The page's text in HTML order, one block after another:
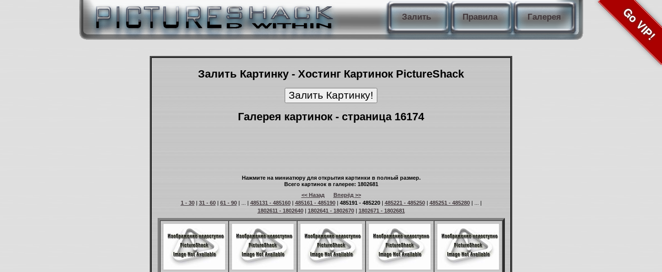
Залить Правила Галерея Go VIP!
Залить Картинку - Хостинг Картинок PictureShack
Галерея картинок - страница 16174
Нажмите на миниатюру для открытия картинки в полный размер.
Всего картинок в галерее: 1802681
<< Назад
Вперёд >>
1 - 30| 31 - 60| 61 - 90| ... | 485131 - 485160| 485161 - 485190| 485191 - 485220| 485221 - 485250| 485251 - 485280| ... |
1802611 - 1802640| 1802641 - 1802670| 1802671 - 1802681